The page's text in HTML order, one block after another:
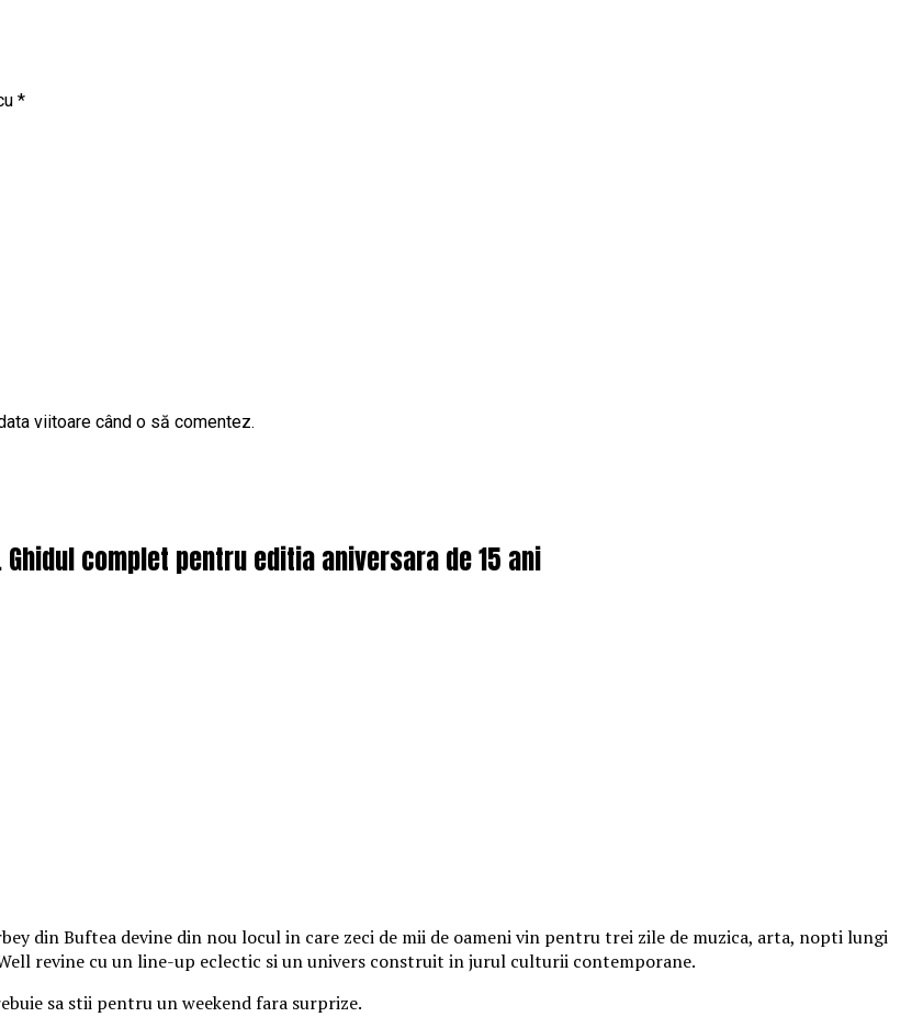
*
viitoare când o să comentez.
complet pentru editia aniversara de 15 ani
din Buftea devine din nou locul in care zeci de mii de oameni vin pentru trei zile de muzica, arta, nopti lungi
revine cu un line-up eclectic si un univers construit in jurul culturii contemporane.
sa stii pentru un weekend fara surprize.